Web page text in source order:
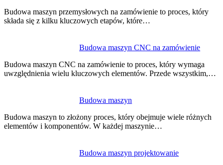
Budowa maszyn przemysłowych na zamówienie to proces, który
składa się z kilku kluczowych etapów, które…
Budowa maszyn CNC na zamówienie
Budowa maszyn CNC na zamówienie to proces, który wymaga
uwzględnienia wielu kluczowych elementów. Przede wszystkim,…
Budowa maszyn
Budowa maszyn to złożony proces, który obejmuje wiele różnych
elementów i komponentów. W każdej maszynie…
Budowa maszyn projektowanie